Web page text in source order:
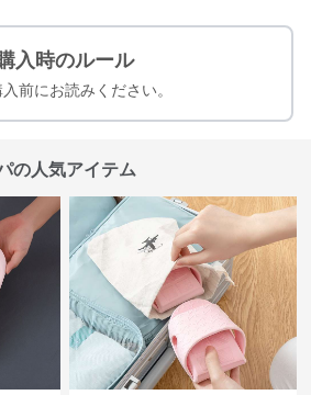
入時のルール
前にお読みください。
の人気アイテム